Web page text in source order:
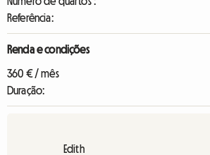
Referência:
Renda e condições
360 € / mês
Duração:
Edith